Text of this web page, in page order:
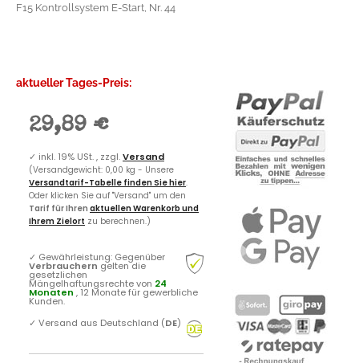
F15 Kontrollsystem E-Start, Nr. 44
aktueller Tages-Preis:
29,89 €
✓ inkl. 19% USt. , zzgl.Versand
(Versandgewicht: 0,00 kg - Unsere
Versandtarif-Tabelle finden Sie hier.
Oder klicken Sie auf "Versand" um den
Tarif für Ihren aktuellen Warenkorb und
Ihrem Zielort zu berechnen.)
✓ Gewährleistung: Gegenüber
Verbrauchern gelten die
gesetzlichen
Mängelhaftungsrechte von 24
Monaten , 12 Monate für gewerbliche
Kunden.
✓ Versand aus Deutschland (DE)